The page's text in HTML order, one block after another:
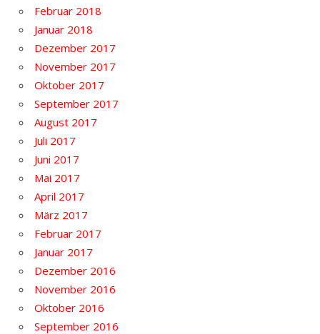
Februar 2018
Januar 2018
Dezember 2017
November 2017
Oktober 2017
September 2017
August 2017
Juli 2017
Juni 2017
Mai 2017
April 2017
März 2017
Februar 2017
Januar 2017
Dezember 2016
November 2016
Oktober 2016
September 2016